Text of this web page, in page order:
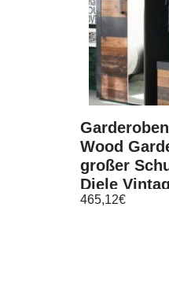
Wood
großer
Diele
465,12€